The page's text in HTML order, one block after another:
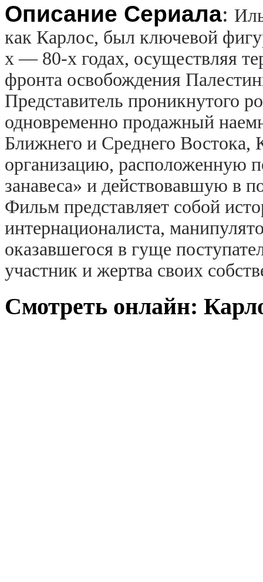
Описание Сериала:
как Карлос, был ключевой
х — 80-х годах, осуществляя
фронта освобождения
Представитель проникнутого
одновременно продажный
Ближнего и Среднего Востока,
организацию, расположенную
занавеса» и действовавшую в
Фильм представляет собой
интернационалиста,
оказавшегося в гуще
участник и жертва своих
Смотреть онлайн: